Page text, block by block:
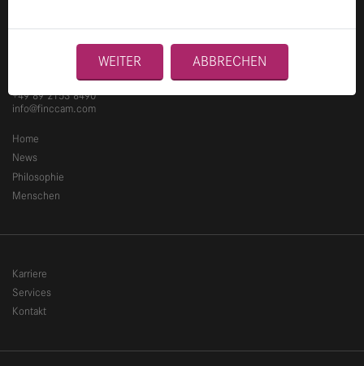
WEITER ABBRECHEN
Ganghoferstraße 70
+49 89 2153 8490
info@finccam.com
Home
News
Philosophie
Menschen
Karriere
Services
Kontakt